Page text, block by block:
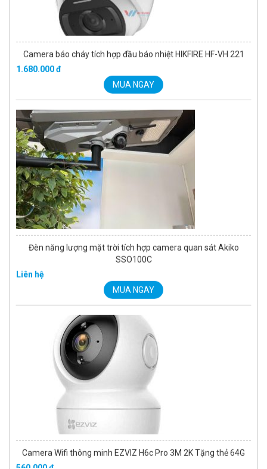
Camera báo cháy tích hợp đầu báo nhiệt HIKFIRE HF-VH 221
1.680.000 đ
MUA NGAY
Đèn năng lượng mặt trời tích hợp camera quan sát Akiko
SSO100C
MUA NGAY
Camera Wifi thông minh EZVIZ H6c Pro 3M 2K Tặng thẻ 64G
560.000 đ